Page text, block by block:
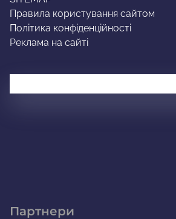
Правила користування сайтом
Політика конфіденційності
Реклама на сайті
Партнери